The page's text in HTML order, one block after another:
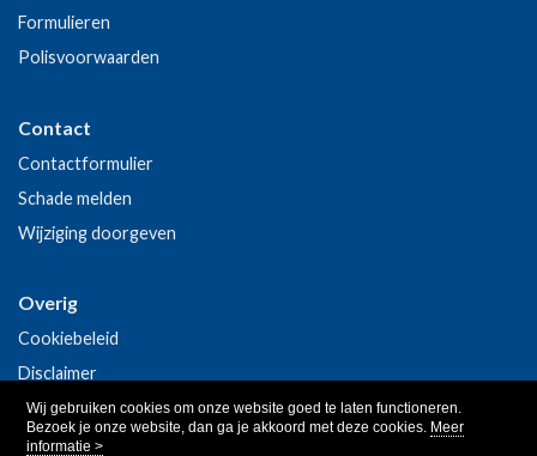
Wij gebruiken cookies om onze website goed te laten functioneren.
Bezoek je onze website, dan ga je akkoord met deze cookies. Meer
informatie >
Formulieren
Polisvoorwaarden
Contact
Contactformulier
Schade melden
Wijziging doorgeven
Overig
Cookiebeleid
Disclaimer
Privacy